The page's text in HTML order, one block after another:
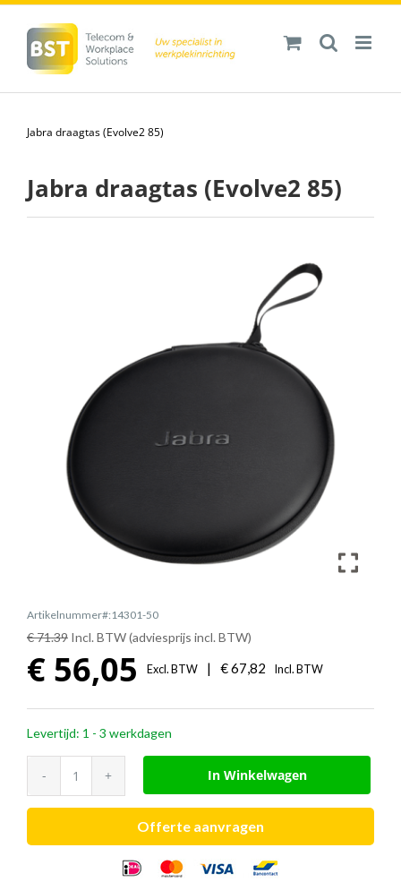
inhoud
Jabra draagtas (Evolve2 85)
Jabra draagtas (Evolve2 85)
Artikelnummer#:14301-50
€ 71.39 Incl. BTW (adviesprijs incl. BTW)
€ 56,05 Excl. BTW | €67,82 Incl. BTW
Levertijd: 1 - 3 werkdagen
draagtas
85)
In Winkelwagen
Offerte aanvragen